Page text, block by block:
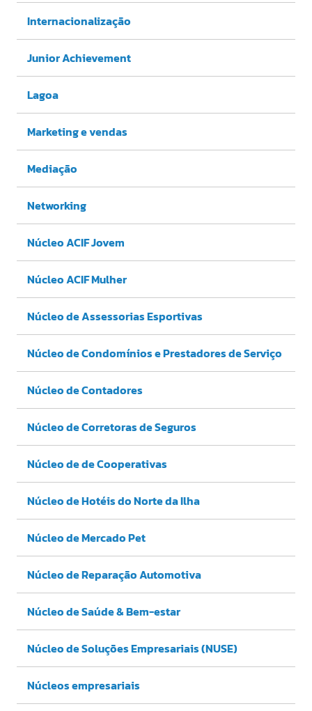
Internacionalização
Junior Achievement
Lagoa
Marketing e vendas
Mediação
Networking
Núcleo ACIF Jovem
Núcleo ACIF Mulher
Núcleo de Assessorias Esportivas
Núcleo de Condomínios e Prestadores de Serviço
Núcleo de Contadores
Núcleo de Corretoras de Seguros
Núcleo de de Cooperativas
Núcleo de Hotéis do Norte da Ilha
Núcleo de Mercado Pet
Núcleo de Reparação Automotiva
Núcleo de Saúde & Bem-estar
Núcleo de Soluções Empresariais (NUSE)
Núcleos empresariais